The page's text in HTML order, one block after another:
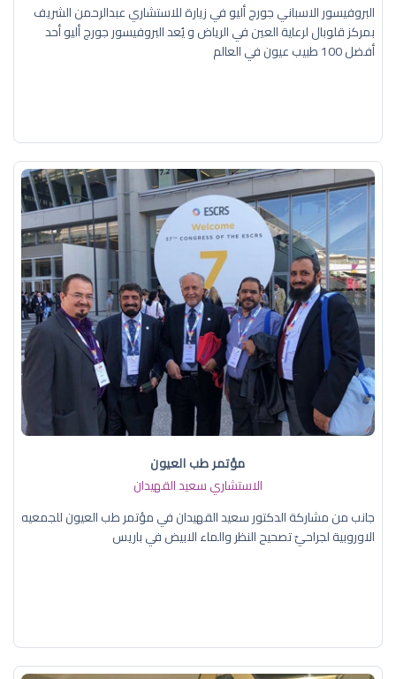
البروفيسور الاسباني جورج أليو في زيارة للاستشاري عبدالرحمن الشريف
بمركز قلوبال لرعاية العين في الرياض و يُعد البروفيسور جورج أليو أحد
أفضل 100 طبيب عيون في العالم
مؤتمر طب العيون
الاستشاري سعيد القهيدان
جانب من مشاركة الدكتور سعيد القهيدان في مؤتمر طب العيون للجمعيه
الاوروبية لجراحيّ تصحيح النظر والماء الابيض في باريس